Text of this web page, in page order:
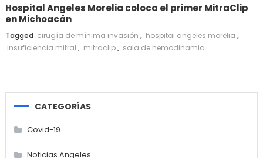
Hospital Angeles Morelia coloca el primer MitraClip
en Michoacán
Tagged cirugía de mínima invasión , hospital angeles morelia ,
insuficiencia mitral , mitraclip, sala de hemodinamia
CATEGORÍAS
Covid-19
Noticias Angeles